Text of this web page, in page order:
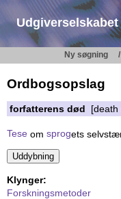
Ny søgning
Ordbogsopslag
forfatterens død [death
Tese om sprogets
Klynger:
Forskningsmetoder